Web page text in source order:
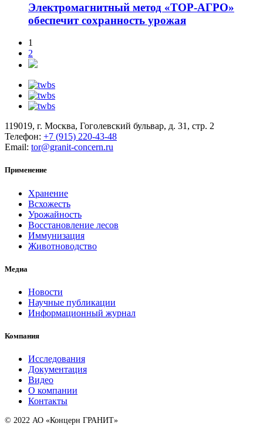
Электромагнитный метод «ТОР-АГРО»
обеспечит сохранность урожая
1
2
119019, г. Москва, Гоголевский бульвар, д. 31, стр. 2
Телефон: +7 (915) 220-43-48
Email: tor@granit-concern.ru
Применение
Хранение
Всхожесть
Урожайность
Восстановление лесов
Иммунизация
Животноводство
Медиа
Новости
Научные публикации
Информационный журнал
Компания
Исследования
Документация
Видео
О компании
Контакты
© 2022 АО «Концерн ГРАНИТ»